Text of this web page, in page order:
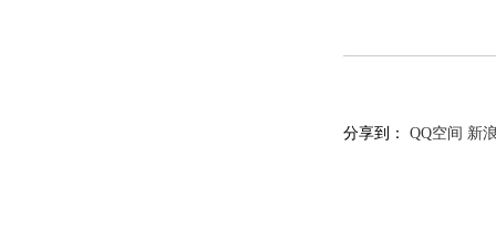
分享到： QQ空间 新